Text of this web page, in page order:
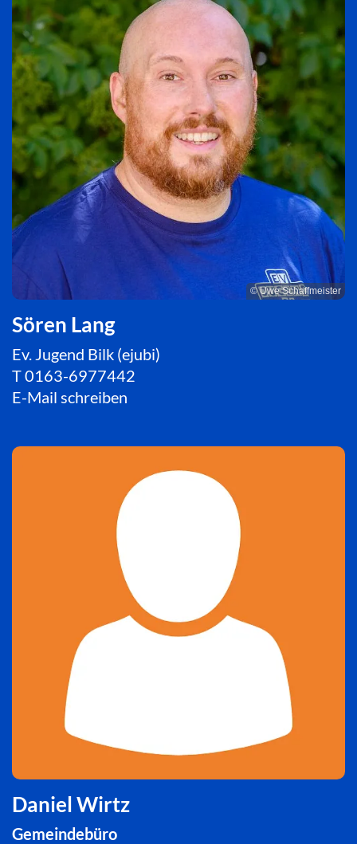
© Uwe Schaffmeister
Sören Lang
Ev. Jugend Bilk (ejubi)
T0163-6977442
E-Mail schreiben
Daniel Wirtz
Gemeindebüro